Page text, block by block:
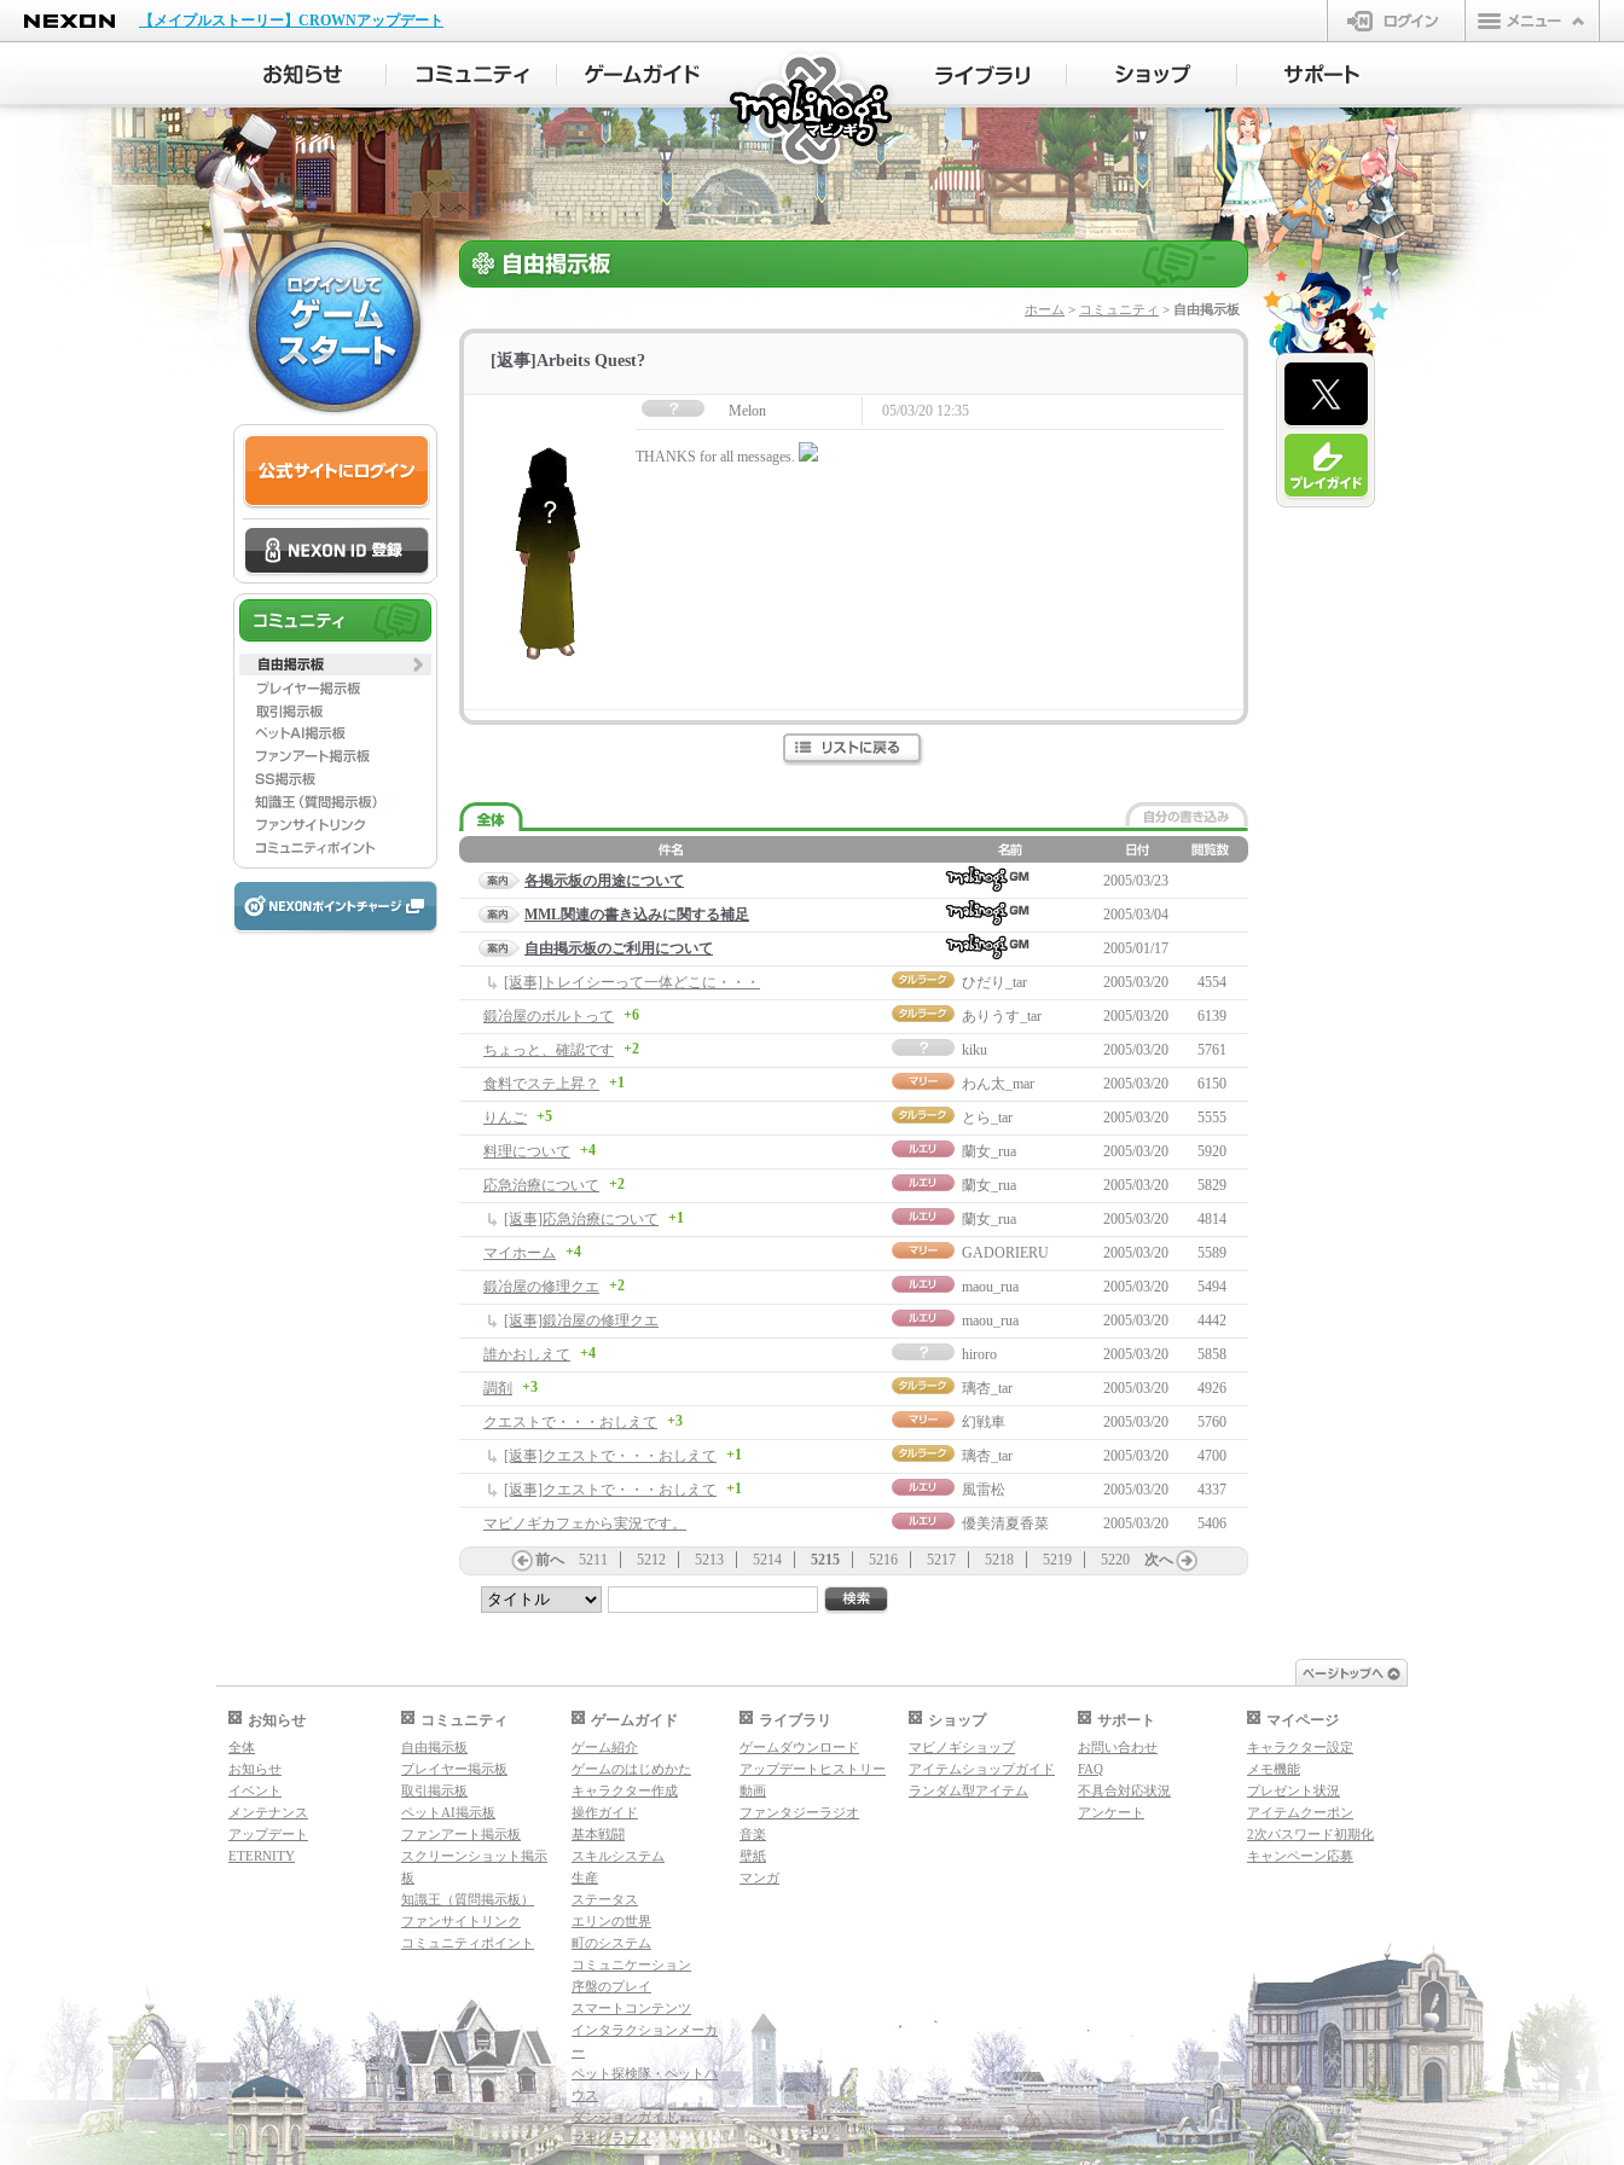
NEXON
【メイプルストーリー】CROWNアップデート
ログイン
マビノギ
ホーム > コミュニティ > 自由掲示板
[返事]Arbeits Quest?
Melon 05/03/20 12:35
THANKS for all messages.
各掲示板の用途について
2005/03/23
MML関連の書き込みに関する補足
2005/03/04
自由掲示板のご利用について
2005/01/17
[返事]トレイシーって一体どこに・・・
ひだり_tar 2005/03/20
4554
鍛冶屋のボルトって
+6 ありうす_tar 2005/03/20
6139
ちょっと、確認です
+2 kiku 2005/03/20
5761
食料でステ上昇？
+1 わん太_mar 2005/03/20
6150
りんご +5 とら_tar 2005/03/20
5555
料理について
+4 蘭女_rua 2005/03/20
5920
応急治療について
+2 蘭女_rua 2005/03/20
5829
[返事]応急治療について
+1 蘭女_rua 2005/03/20
4814
マイホーム
+4 GADORIERU 2005/03/20
5589
鍛冶屋の修理クエ
+2 maou_rua 2005/03/20
5494
[返事]鍛冶屋の修理クエ
maou_rua 2005/03/20
4442
誰かおしえて
+4 hiroro 2005/03/20
5858
調剤
+3 璃杏_tar 2005/03/20
4926
クエストで・・・おしえて
+3 幻戦車 2005/03/20
5760
[返事]クエストで・・・おしえて
+1 璃杏_tar 2005/03/20
4700
[返事]クエストで・・・おしえて
+1 風雷松 2005/03/20
4337
マビノギカフェから実況です。
優美清夏香菜 2005/03/20 5406
前へ 5211 5212 5213 5214 5215 5216 5217 5218 5219 5220 次へ
お知らせ
全体
お知らせ
イベント
メンテナンス
アップデート
ETERNITY
コミュニティ
自由掲示板
プレイヤー掲示板
取引掲示板
ペットAI掲示板
ファンアート掲示板
スクリーンショット掲示
板
知識王（質問掲示板）
ファンサイトリンク
コミュニティポイント
ゲームガイド
ゲーム紹介
ゲームのはじめかた
キャラクター作成
操作ガイド
基本戦闘
スキルシステム
生産
ステータス
エリンの世界
町のシステム
コミュニケーション
序盤のプレイ
スマートコンテンツ
インタラクションメーカ
ー
ペット探検隊・ペットハ
ウス
ダンジョンガイド
マギグラフィ
ライブラリ
ゲームダウンロード
アップデートヒストリー
動画
ファンタジーラジオ
音楽
壁紙
マンガ
ショップ
マビノギショップ
アイテムショップガイド
ランダム型アイテム
サポート
お問い合わせ
FAQ
不具合対応状況
アンケート
マイページ
キャラクター設定
メモ機能
プレゼント状況
アイテムクーポン
2次パスワード初期化
キャンペーン応募